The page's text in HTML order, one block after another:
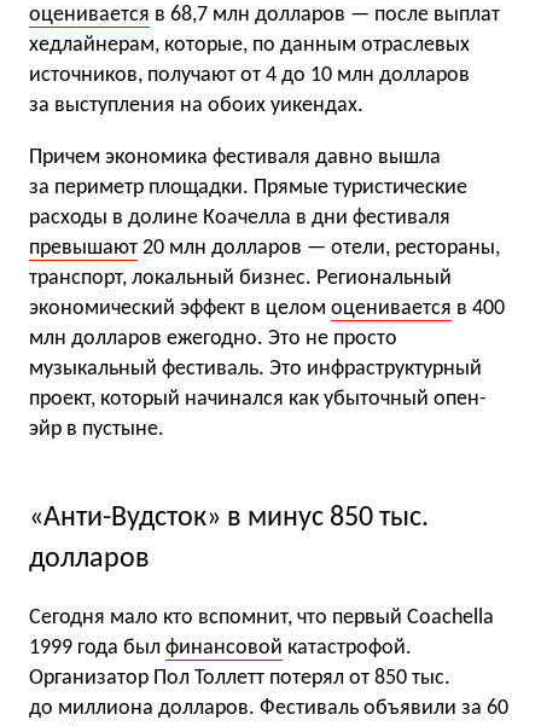
оценивается в 68,7 млн долларов — после выплат
хедлайнерам, которые, по данным отраслевых
источников, получают от 4 до 10 млн долларов
за выступления на обоих уикендах.
Причем экономика фестиваля давно вышла
за периметр площадки. Прямые туристические
расходы в долине Коачелла в дни фестиваля
превышают 20 млн долларов — отели, рестораны,
транспорт, локальный бизнес. Региональный
экономический эффект в целом оценивается в 400
млн долларов ежегодно. Это не просто
музыкальный фестиваль. Это инфраструктурный
проект, который начинался как убыточный опен-
эйр в пустыне.
«Анти-Вудсток» в минус 850 тыс.
долларов
Сегодня мало кто вспомнит, что первый Coachella
1999 года был финансовой катастрофой.
Организатор Пол Толлетт потерял от 850 тыс.
до миллиона долларов. Фестиваль объявили за 60